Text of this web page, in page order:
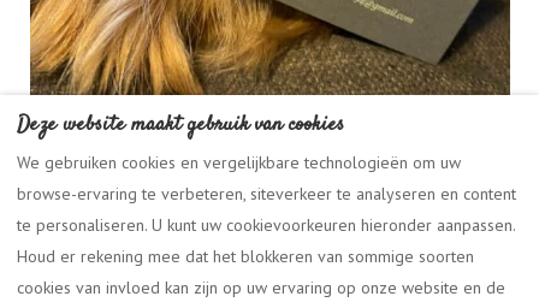
Deze website maakt gebruik van cookies
We gebruiken cookies en vergelijkbare technologieën om uw
browse-ervaring te verbeteren, siteverkeer te analyseren en content
te personaliseren. U kunt uw cookievoorkeuren hieronder aanpassen.
Houd er rekening mee dat het blokkeren van sommige soorten
cookies van invloed kan zijn op uw ervaring op onze website en de